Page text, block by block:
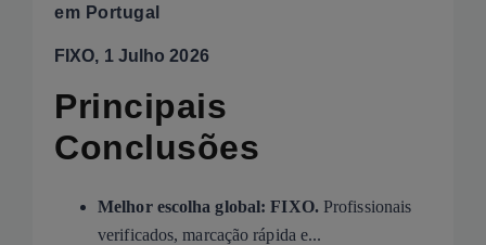
em Portugal
FIXO, 1 Julho 2026
Principais
Conclusões
Melhor escolha global: FIXO.Profissionais
verificados, marcação rápida e...